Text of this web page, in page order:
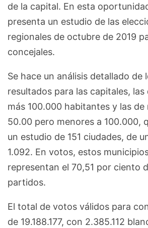
de la capital. En esta
presenta un estudio de las
regionales de octubre de 2019
concejales.
Se hace un análisis detallado de
resultados para las capitales, las
más 100.000 habitantes y las de
50.00 pero menores a 100.000,
un estudio de 151 ciudades, de
1.092. En votos, estos
representan el 70,51 por ciento
partidos.
El total de votos válidos para
de 19.188.177, con 2.385.112